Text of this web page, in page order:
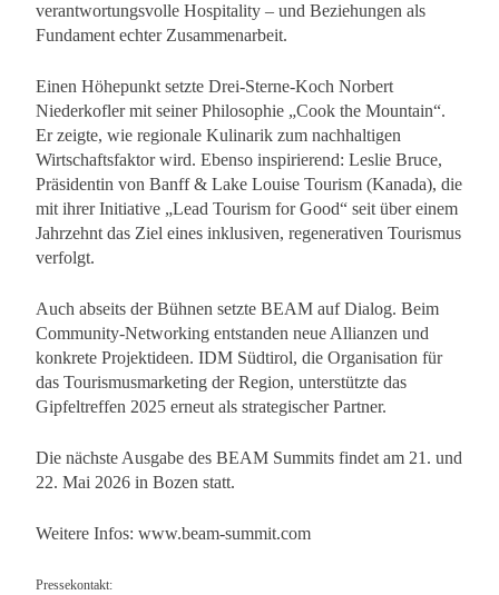
verantwortungsvolle Hospitality – und Beziehungen als
Fundament echter Zusammenarbeit.
Einen Höhepunkt setzte Drei-Sterne-Koch Norbert
Niederkofler mit seiner Philosophie „Cook the Mountain“.
Er zeigte, wie regionale Kulinarik zum nachhaltigen
Wirtschaftsfaktor wird. Ebenso inspirierend: Leslie Bruce,
Präsidentin von Banff & Lake Louise Tourism (Kanada), die
mit ihrer Initiative „Lead Tourism for Good“ seit über einem
Jahrzehnt das Ziel eines inklusiven, regenerativen Tourismus
verfolgt.
Auch abseits der Bühnen setzte BEAM auf Dialog. Beim
Community-Networking entstanden neue Allianzen und
konkrete Projektideen. IDM Südtirol, die Organisation für
das Tourismusmarketing der Region, unterstützte das
Gipfeltreffen 2025 erneut als strategischer Partner.
Die nächste Ausgabe des BEAM Summits findet am 21. und
22. Mai 2026 in Bozen statt.
Weitere Infos: www.beam-summit.com
Pressekontakt: